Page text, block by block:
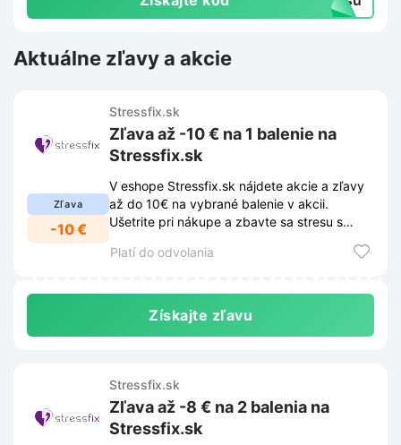
Aktuálne zľavy a akcie
Zľava
-10 €
Stressfix.sk
Zľava až -10 € na 1 balenie na
Stressfix.sk
V eshope Stressfix.sk nájdete akcie a zľavy
až do 10€ na vybrané balenie v akcii.
Ušetrite pri nákupe a zbavte sa stresu s
Platí do odvolania
Získajte zľavu
Stressfix.sk
Zľava až -8 € na 2 balenia na
Stressfix.sk